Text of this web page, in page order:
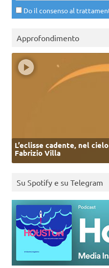
Do il consenso al
Approfondimento
L’eclisse cadente, nel
Fabrizio Villa
Su Spotify e su Telegram